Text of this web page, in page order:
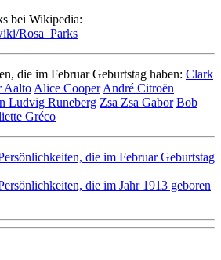
bei Wikipedia:
Rosa_Parks
die im Februar Geburtstag haben: Clark
Aalto Alice Cooper André Citroën
Ludvig Runeberg Zsa Zsa Gabor Bob
Gréco
die im Februar Geburtstag
die im Jahr 1913 geboren